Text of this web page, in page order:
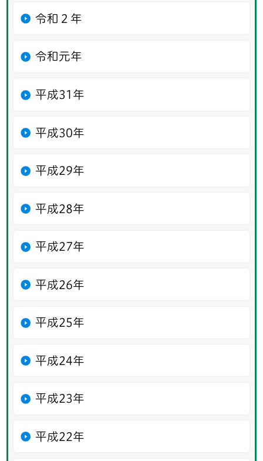
令和２年
令和元年
平成31年
平成30年
平成29年
平成28年
平成27年
平成26年
平成25年
平成24年
平成23年
平成22年